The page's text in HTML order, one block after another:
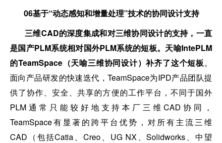
06基于“动态感知和增量处理”技术的协同设计支持
三维CAD的深度集成和对三维协同设计的支持，一直
是国产PLM系统相对国外PLM系统的短板。天喻IntePLM
的TeamSpace（天喻三维协同设计）补齐了这个短板。
面向产品研发的快速迭代，TeamSpace为IPD产品团队提
供了协作、安全、共享的方便的工作平台，不同于国外
PLM通常只能较好地支持本厂三维CAD协同，
TeamSpace有显著的跨平台优势，对所有主流三维
CAD（包括Catia、Creo、UG NX、Solidworks、中望